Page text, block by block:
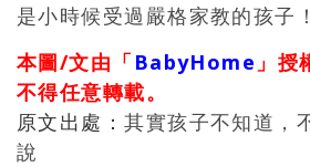
是小時候受過嚴格家教的孩子！
本圖/文由「 BabyHome 」授
不得任意轉載。
原文出處：其實孩子不知道，
說